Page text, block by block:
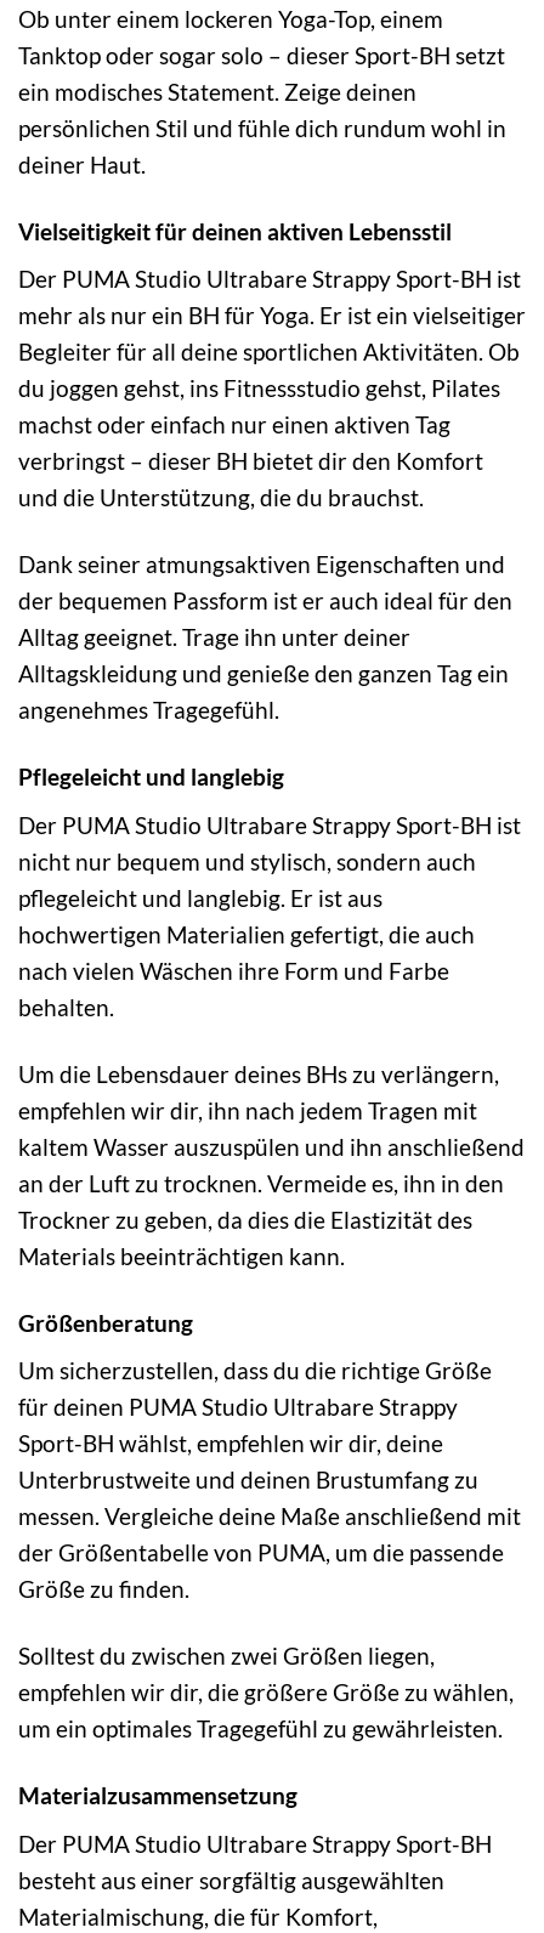
Ob unter einem lockeren Yoga-Top, einem
Tanktop oder sogar solo – dieser Sport-BH setzt
ein modisches Statement. Zeige deinen
persönlichen Stil und fühle dich rundum wohl in
deiner Haut.
Vielseitigkeit für deinen aktiven Lebensstil
Der PUMA Studio Ultrabare Strappy Sport-BH ist
mehr als nur ein BH für Yoga. Er ist ein vielseitiger
Begleiter für all deine sportlichen Aktivitäten. Ob
du joggen gehst, ins Fitnessstudio gehst, Pilates
machst oder einfach nur einen aktiven Tag
verbringst – dieser BH bietet dir den Komfort
und die Unterstützung, die du brauchst.
Dank seiner atmungsaktiven Eigenschaften und
der bequemen Passform ist er auch ideal für den
Alltag geeignet. Trage ihn unter deiner
Alltagskleidung und genieße den ganzen Tag ein
angenehmes Tragegefühl.
Pflegeleicht und langlebig
Der PUMA Studio Ultrabare Strappy Sport-BH ist
nicht nur bequem und stylisch, sondern auch
pflegeleicht und langlebig. Er ist aus
hochwertigen Materialien gefertigt, die auch
nach vielen Wäschen ihre Form und Farbe
behalten.
Um die Lebensdauer deines BHs zu verlängern,
empfehlen wir dir, ihn nach jedem Tragen mit
kaltem Wasser auszuspülen und ihn anschließend
an der Luft zu trocknen. Vermeide es, ihn in den
Trockner zu geben, da dies die Elastizität des
Materials beeinträchtigen kann.
Größenberatung
Um sicherzustellen, dass du die richtige Größe
für deinen PUMA Studio Ultrabare Strappy
Sport-BH wählst, empfehlen wir dir, deine
Unterbrustweite und deinen Brustumfang zu
messen. Vergleiche deine Maße anschließend mit
der Größentabelle von PUMA, um die passende
Größe zu finden.
Solltest du zwischen zwei Größen liegen,
empfehlen wir dir, die größere Größe zu wählen,
um ein optimales Tragegefühl zu gewährleisten.
Materialzusammensetzung
Der PUMA Studio Ultrabare Strappy Sport-BH
besteht aus einer sorgfältig ausgewählten
Materialmischung, die für Komfort,